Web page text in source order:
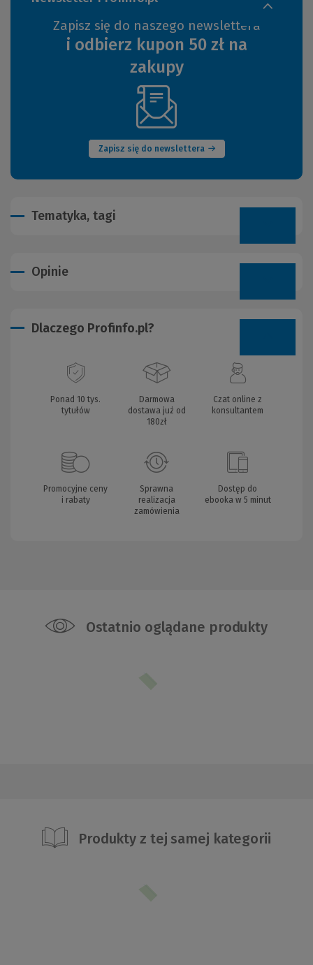
Zapisz się do naszego newslettera
i odbierz kupon 50 zł na
zakupy
Zapisz się do newslettera
(Nowe
okno)
Tematyka, tagi
Opinie
Dlaczego Profinfo.pl?
Ponad 10 tys.
tytułów
Darmowa
dostawa już od
180zł
Czat online z
konsultantem
Promocyjne ceny
i rabaty
Sprawna
realizacja
zamówienia
Dostęp do
ebooka w 5 minut
Ostatnio oglądane produkty
Produkty z tej samej kategorii